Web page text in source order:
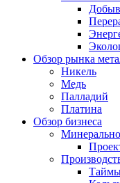
Обзор рынка
Никель
Медь
Палладий
Платина
Обзор бизнеса